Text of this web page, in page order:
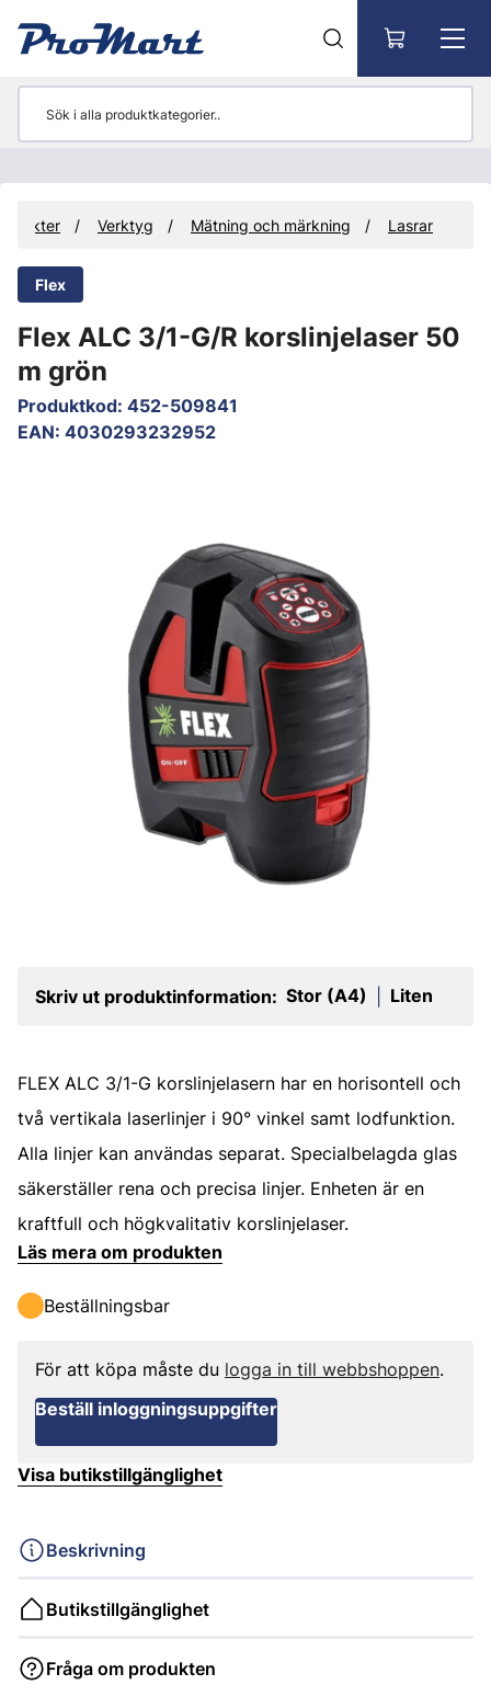
Verktyg Mätning och märkning Lasrar
Flex
Flex ALC 3/1-G/R korslinjelaser 50
m grön
Produktkod: 452-509841
EAN: 4030293232952
Skriv ut produktinformation: Stor (A4) Liten
FLEX ALC 3/1-G korslinjelasern har en horisontell och
två vertikala laserlinjer i 90° vinkel samt lodfunktion.
Alla linjer kan användas separat. Specialbelagda glas
säkerställer rena och precisa linjer. Enheten är en
kraftfull och högkvalitativ korslinjelaser.
Läs mera om produkten
Beställningsbar
För att köpa måste du logga in till webbshoppen.
Beställ inloggningsuppgifter
Visa butikstillgänglighet
Beskrivning
Butikstillgänglighet
Fråga om produkten